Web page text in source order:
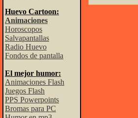
Huevo Cartoon:
Animaciones
Horoscopos
Salvapantallas
Radio Huevo
Fondos de pantalla
El mejor humor:
Animaciones Flash
Juegos Flash
PPS Powerpoints
Bromas para PC